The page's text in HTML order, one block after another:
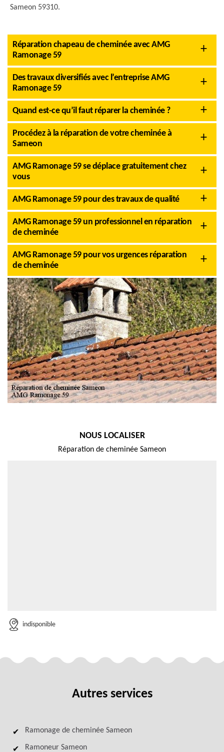
Sameon 59310.
Réparation chapeau de cheminée avec AMG
Ramonage 59
Des travaux diversifiés avec l’entreprise AMG
Ramonage 59
Quand est-ce qu’il faut réparer la cheminée ?
Procédez à la réparation de votre cheminée à
Sameon
AMG Ramonage 59 se déplace gratuitement chez
vous
AMG Ramonage 59 pour des travaux de qualité
AMG Ramonage 59 un professionnel en réparation
de cheminée
AMG Ramonage 59 pour vos urgences réparation
de cheminée
NOUS LOCALISER
Réparation de cheminée Sameon
indisponible
Autres services
Ramonage de cheminée Sameon
Ramoneur Sameon